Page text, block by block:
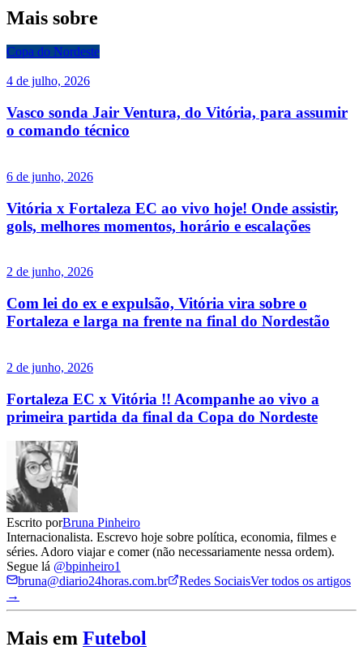
Mais sobre
Copa do Nordeste
4 de julho, 2026
Vasco sonda Jair Ventura, do Vitória, para assumir
o comando técnico
6 de junho, 2026
Vitória x Fortaleza EC ao vivo hoje! Onde assistir,
gols, melhores momentos, horário e escalações
2 de junho, 2026
Com lei do ex e expulsão, Vitória vira sobre o
Fortaleza e larga na frente na final do Nordestão
2 de junho, 2026
Fortaleza EC x Vitória !! Acompanhe ao vivo a
primeira partida da final da Copa do Nordeste
Escrito porBruna Pinheiro
Internacionalista. Escrevo hoje sobre política, economia, filmes e
séries. Adoro viajar e comer (não necessariamente nessa ordem).
Segue lá @bpinheiro1
bruna@diario24horas.com.br
Redes SociaisVer todos os artigos
→
Mais em Futebol